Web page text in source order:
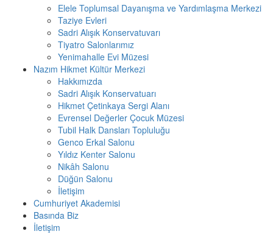
Elele Toplumsal Dayanışma ve Yardımlaşma Merkezi
Taziye Evleri
Sadri Alışık Konservatuvarı
Tiyatro Salonlarımız
Yenimahalle Evi Müzesi
Nazım Hikmet Kültür Merkezi
Hakkımızda
Sadri Alışık Konservatuarı
Hikmet Çetinkaya Sergi Alanı
Evrensel Değerler Çocuk Müzesi
Tubil Halk Dansları Topluluğu
Genco Erkal Salonu
Yıldız Kenter Salonu
Nikâh Salonu
Düğün Salonu
İletişim
Cumhuriyet Akademisi
Basında Biz
İletişim